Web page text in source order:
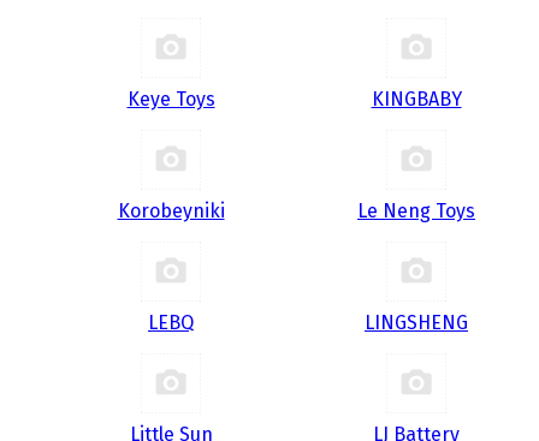
Keye Toys KINGBABY
Korobeyniki Le Neng Toys
LEBQ LINGSHENG
Little Sun LJ Battery